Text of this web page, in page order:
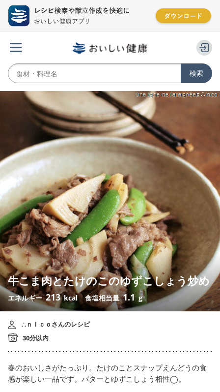
牛こま肉とたけのこのゆずこしょう炒め
エネルギー213 kcal 食塩相当量1.1 g
∴ｎｉｃｏさんのレシピ
30分以内
春のおいしさがたっぷり。たけのことスナップえんどうの食
感が楽しい一品です。バターとゆずこしょう相性◯。